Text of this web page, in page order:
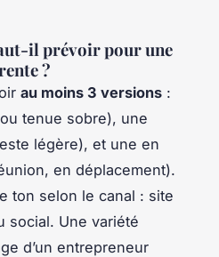
il prévoir pour une
?
au moins 3 versions :
tenue sobre), une
légère), et une en
en déplacement).
ton selon le canal : site
social. Une variété
d’un entrepreneur